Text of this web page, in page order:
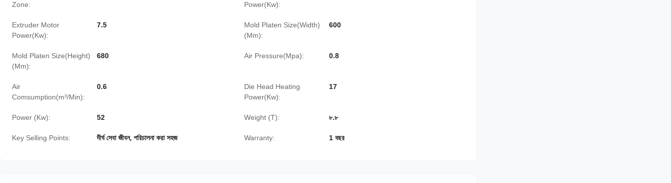
Zone:
Power(Kw):
Extruder Motor
Power(Kw):
7.5
Mold Platen Size(Width)
(Mm):
600
Mold Platen Size(Height)
(Mm):
680 Air Pressure(Mpa): 0.8
Air
Comsumption(m³/Min):
0.6
Die Head Heating
Power(Kw):
17
Power (Kw): 52 Weight (T): ৮.৮
Key Selling Points: দীর্ঘ সেবা জীবন, পরিচালনা করা সহজ Warranty: 1 বছর